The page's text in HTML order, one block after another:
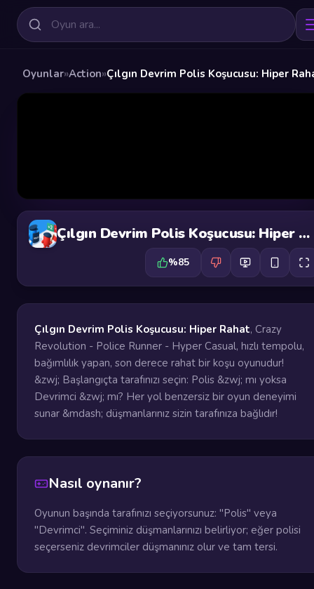
Oyunlar»Action»Çılgın Devrim Polis Koşucusu: Hiper
Çılgın Devrim Polis Koşucusu: Hiper Rahat
%85
Çılgın Devrim Polis Koşucusu: Hiper Rahat, Crazy
Revolution - Police Runner - Hyper Casual, hızlı tempolu,
bağımlılık yapan, son derece rahat bir koşu oyunudur!
&zwj; Başlangıçta tarafınızı seçin: Polis &zwj; mı yoksa
Devrimci &zwj; mı? Her yol benzersiz bir oyun deneyimi
sunar &mdash; düşmanlarınız sizin tarafınıza bağlıdır!
Nasıl oynanır?
Oyunun başında tarafınızı seçiyorsunuz: "Polis" veya
"Devrimci". Seçiminiz düşmanlarınızı belirliyor; eğer polisi
seçerseniz devrimciler düşmanınız olur ve tam tersi.